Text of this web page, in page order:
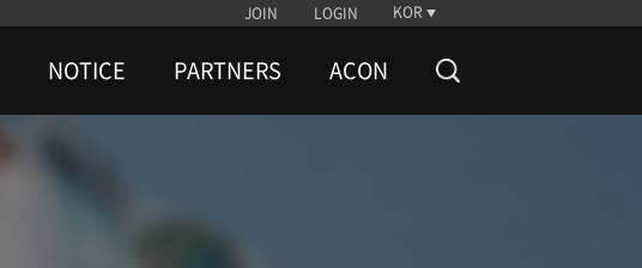
JOIN LOGIN KOR
NOTICE PARTNERS ACON